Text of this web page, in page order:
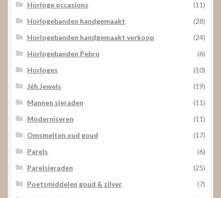
Horloge occasions
(11)
Horlogebanden handgemaakt
(28)
Horlogebanden handgemaakt verkoop
(24)
Horlogebanden Pebro
(6)
Horloges
(10)
Jéh Jewels
(19)
Mannen sieraden
(11)
Moderniseren
(11)
Omsmelten oud goud
(17)
Parels
(6)
Parelsieraden
(25)
Poetsmiddelen goud & zilver
(7)